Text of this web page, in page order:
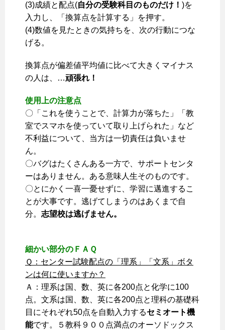
(3)成績と配点(自分の受験科目のものだけ！ )を
入力し、「換算点を計算する」を押す。
(4)数値を見たときの気持ちを、次の行動につな
げる。
換算点が偏差値平均値に比べて大きくマイナス
の人は、…頑張れ！
使用上の注意点
〇「これを使うことで、計算力が落ちた」「教
室でスマホを使っていて取り上げられた」など
不利益について、当方は一切責任は負いませ
ん。
〇バグはたくさんある一方で、サポートセンタ
ーはありません。ある意味人生そのものです。
〇とにかく一喜一憂せずに、学習に邁進するこ
とが大事です。逃げてしまうのはあくまで自
分。 志望校は逃げません。
細かい部分のＦＡＱ
Ｑ：センター試験配点の「理系」「文系」ボタ
ンは何に使いますか？
Ａ：理系は国、数、英に各200点と化学に100
点。文系は国、数、英に各200点と理科の基礎科
目にそれぞれ50点を自動入力するセミオート機
能です。５教科９００点満点のオーソドックス